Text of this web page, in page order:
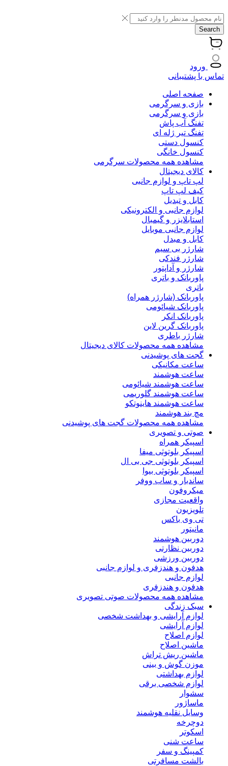
Search
ورود
تماس با پشتیبانی
صفحه اصلی
بازی و سرگرمی
بازی و سرگرمی
تفنگ آب پاش
تفنگ تیر ژله ای
کنسول دستی
کنسول خانگی
مشاهده همه محصولات سرگرمی
کالای دیجیتال
لپ تاپ و لوازم جانبی
کیف لپ تاپ
کابل و تبدیل
لوازم جانبی و الکترونیکی
استابلایزر و گیمبال
لوازم جانبی موبایل
کابل و مبدل
شارژر بی سیم
شارژر فندکی
شارژر و آداپتور
پاوربانک و باتری
باتری
پاوربانک (شارژر همراه)
پاوربانک شیائومی
پاوربانک انکر
پاوربانک گرین لاین
شارژر باطری
مشاهده همه محصولات کالای دیجیتال
گجت های پوشیدنی
ساعت مکانیکی
ساعت هوشمند
ساعت هوشمند شیائومی
ساعت هوشمند گلوریمی
ساعت هوشمند هاینوتکو
مچ بند هوشمند
مشاهده همه محصولات گجت های پوشیدنی
صوتی و تصویری
اسپیکر همراه
اسپیکر بلوتوثی میفا
اسپیکر بلوتوثی جی بی ال
اسپیکر بلوتوثی بیوا
ساندبار و ساب ووفر
میکروفون
واقعیت مجازی
تلویزیون
تی وی باکس
مانیتور
دوربین هوشمند
دوربین نظارتی
دوربین ورزشی
هدفون و هندزفری و لوازم جانبی
لوازم جانبی
هدفون و هندزفری
مشاهده همه محصولات صوتی تصویری
سبک زندگی
لوازم آرایشی و بهداشت شخصی
لوازم آرایشی
لوازم اصلاح
ماشین اصلاح
ماشین ریش تراش
موزن گوش و بینی
لوازم بهداشتی
لوازم شخصی برقی
سشوار
ماساژور
وسایل نقلیه هوشمند
دوچرخه
اسکوتر
ساعت شنی
کمپینگ و سفر
بالشت مسافرتی